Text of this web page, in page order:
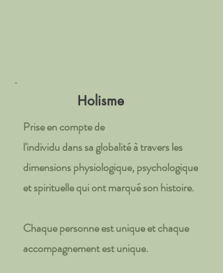
Holisme
Prise en compte de
l'individu dans sa globalité à travers les
dimensions physiologique, psychologique
et spirituelle qui ont marqué son histoire.
Chaque personne est unique et chaque
accompagnement est unique.